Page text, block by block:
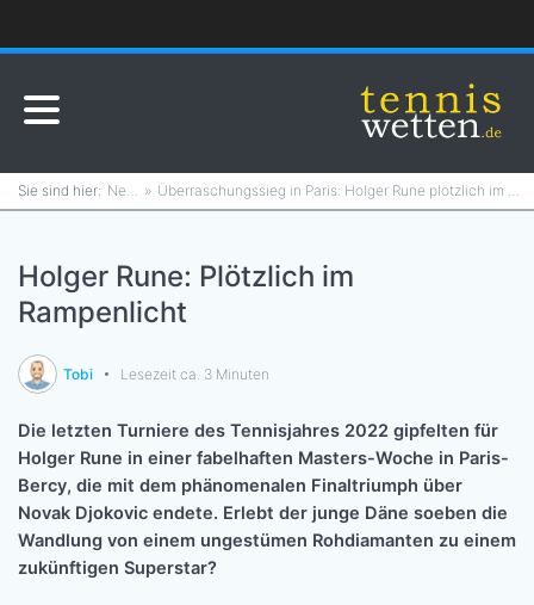
News Überraschungssieg in Paris: Holger Rune plötzlich im Rampenlicht
Holger Rune: Plötzlich im
Rampenlicht
Tobi Lesezeit ca. 3 Minuten
Die letzten Turniere des Tennisjahres 2022 gipfelten für
Holger Rune in einer fabelhaften Masters-Woche in Paris-
Bercy, die mit dem phänomenalen Finaltriumph über
Novak Djokovic endete. Erlebt der junge Däne soeben die
Wandlung von einem ungestümen Rohdiamanten zu einem
zukünftigen Superstar?